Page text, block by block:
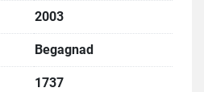
2003
Begagnad
1737